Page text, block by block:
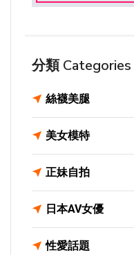
分類 Categories
絲襪美腿
美女模特
正妹自拍
日本AV女優
性愛話題